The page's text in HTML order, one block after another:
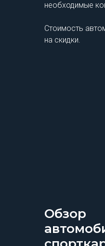
необходимые
Стоимость
на скидки.
Обзор